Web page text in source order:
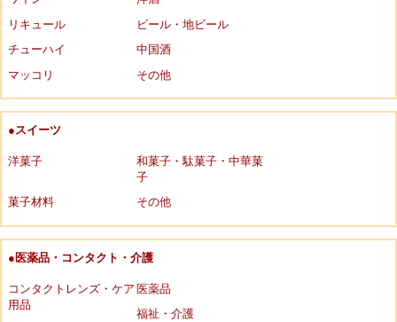
リキュール
ビール・地ビール
チューハイ
中国酒
マッコリ
その他
●スイーツ
洋菓子
和菓子・駄菓子・中華菓
子
菓子材料
その他
●医薬品・コンタクト・介護
コンタクトレンズ・ケア
用品
医薬品
福祉・介護